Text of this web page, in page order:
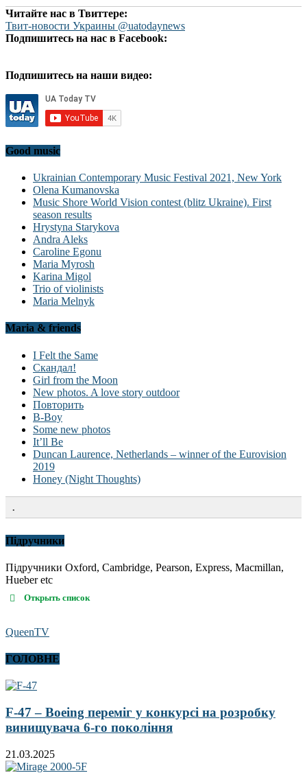
Читайте нас в Твиттере:
Твит-новости Украины @uatodaynews
Подпишитесь на нас в Facebook:
Подпишитесь на наши видео:
Good music
Ukrainian Contemporary Music Festival 2021, New York
Olena Kumanovska
Music Shore World Vision contest (blitz Ukraine). First
season results
Hrystyna Starykova
Andra Aleks
Caroline Egonu
Maria Myrosh
Karina Migol
Trio of violinists
Maria Melnyk
Maria & friends
I Felt the Same
Скандал!
Girl from the Moon
New photos. A love story outdoor
Повторить
B-Boy
Some new photos
It’ll Be
Duncan Laurence, Netherlands – winner of the Eurovision
2019
Honey (Night Thoughts)
.
Підручники
Підручники Oxford, Cambridge, Pearson, Express, Macmillan,
Hueber etc
Открыть список
QueenTV
ГОЛОВНЕ
F-47 – Boeing переміг у конкурсі на розробку
винищувача 6-го покоління
21.03.2025